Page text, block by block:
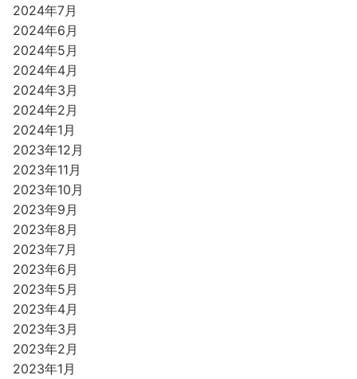
2024年7月
2024年6月
2024年5月
2024年4月
2024年3月
2024年2月
2024年1月
2023年12月
2023年11月
2023年10月
2023年9月
2023年8月
2023年7月
2023年6月
2023年5月
2023年4月
2023年3月
2023年2月
2023年1月